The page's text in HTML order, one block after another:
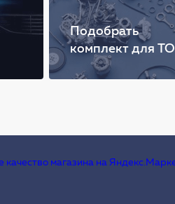
Подобрать
комплект для ТО